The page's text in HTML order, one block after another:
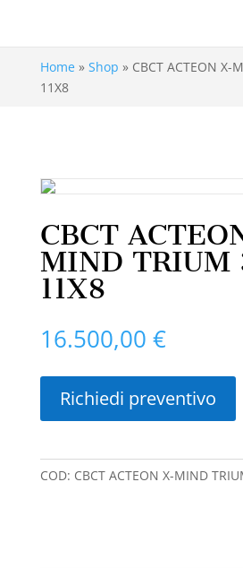
Home» Shop » CBCT ACTEON X-
11X8
CBCT
MIND TRIUM
11X8
16.500,00 €
Richiedi preventivo
COD: CBCT ACTEON X-MIND